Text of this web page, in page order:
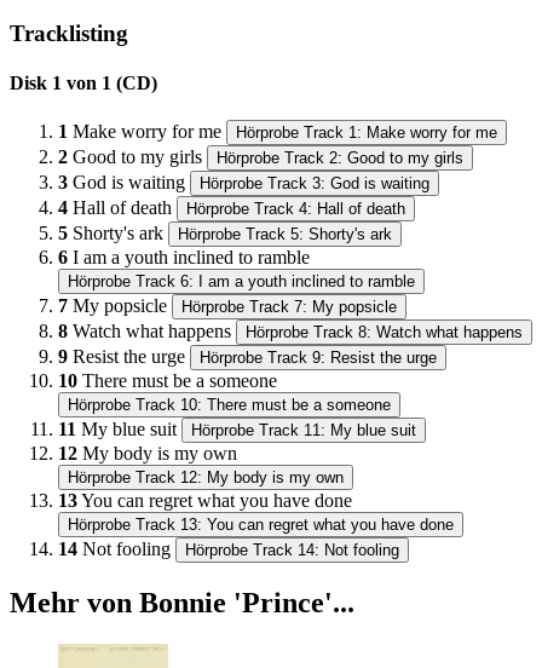
Tracklisting
Disk 1 von 1 (CD)
1 Make worry for me Hörprobe Track 1: Make worry for me
2 Good to my girls Hörprobe Track 2: Good to my girls
3 God is waiting Hörprobe Track 3: God is waiting
4 Hall of death Hörprobe Track 4: Hall of death
5 Shorty's ark Hörprobe Track 5: Shorty's ark
6 I am a youth inclined to ramble
Hörprobe Track 6: I am a youth inclined to ramble
7 My popsicle Hörprobe Track 7: My popsicle
8 Watch what happens Hörprobe Track 8: Watch what happens
9 Resist the urge Hörprobe Track 9: Resist the urge
10 There must be a someone
Hörprobe Track 10: There must be a someone
11 My blue suit Hörprobe Track 11: My blue suit
12 My body is my own
Hörprobe Track 12: My body is my own
13You can regret what you have done
Hörprobe Track 13: You can regret what you have done
14 Not fooling Hörprobe Track 14: Not fooling
Mehr von Bonnie 'Prince'...